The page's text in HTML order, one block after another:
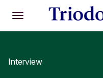
Öffnen
Hauptmenü
Interview